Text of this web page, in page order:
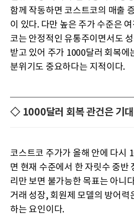
함께 작동하면 코스트코의 매출
이 있다. 다만 높은 주가 수준은
코는 안정적인 유통주이면서도
받고 있어 주가 1000달러 회복에
분위기도 중요하다는 지적이다.
◇ 1000달러 회복 관건은 기대
코스트코 주가가 올해 안에 다시
면 현재 수준에서 한 자릿수 중반
리만 보면 불가능한 목표는 아니
거래 성장, 회원제 모델의 방어력
하는 요인이다.